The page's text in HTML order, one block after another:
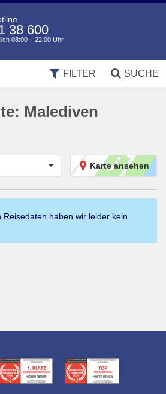
38 600
08:00 – 22:00 Uhr
SUCHE
FILTER
Malediven
Karte ansehen
haben wir leider kein